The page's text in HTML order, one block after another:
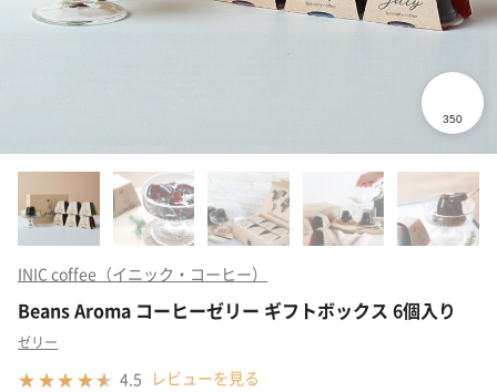
INIC coffee（イニック・コーヒー）
Beans Aroma コーヒーゼリー ギフトボックス 6個入り
ゼリー
4.5 レビューを見る